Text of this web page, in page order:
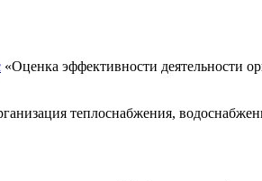
«Оценка эффективности деятельности
теплоснабжения,